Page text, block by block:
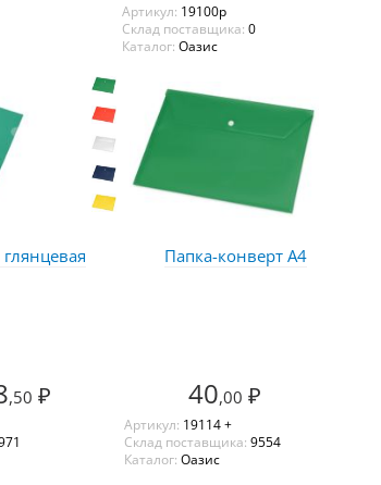
Артикул: 19100p
Склад поставщика: 0
Каталог: Оазис
,50 ₽
Папка-конверт А4
40,00 ₽
Артикул: 19114 +
Склад поставщика: 9554
Каталог: Оазис